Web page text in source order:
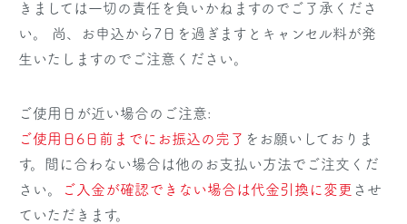
きましては一切の責任を負いかねますのでご了承くださ
い。 尚、お申込から7日を過ぎますとキャンセル料が発
生いたしますのでご注意ください。
ご使用日が近い場合のご注意:
ご使用日6日前までにお振込の完了 をお願いしておりま
す。間に合わない場合は他のお支払い方法でご注文くだ
さい。
ご入金が確認できない場合は代金引換に変更 させ
ていただきます。